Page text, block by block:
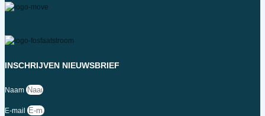
INSCHRIJVEN NIEUWSBRIEF
Naam
E-mail